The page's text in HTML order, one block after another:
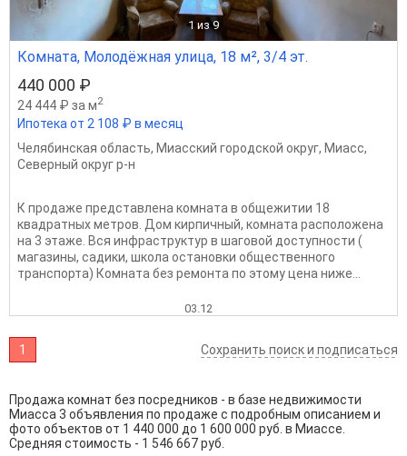
1 из 9
Комната, Молодёжная улица, 18 м², 3/4 эт.
440 000 ₽
24 444 ₽ за м2
Ипотека от 2 108 ₽ в месяц
Челябинская область, Миасский городской округ, Миасс,
Северный округ р-н
К продаже представлена комната в общежитии 18
квадратных метров. Дом кирпичный, комната расположена
на 3 этаже. Вся инфраструктур в шаговой доступности (
магазины, садики, школа остановки общественного
транспорта) Комната без ремонта по этому цена ниже...
03.12
1 Сохранить поиск и подписаться
Продажа комнат без посредников - в базе недвижимости
Миасса 3 объявления по продаже с подробным описанием и
фото объектов от 1 440 000 до 1 600 000 руб. в Миассе.
Средняя стоимость - 1 546 667 руб.